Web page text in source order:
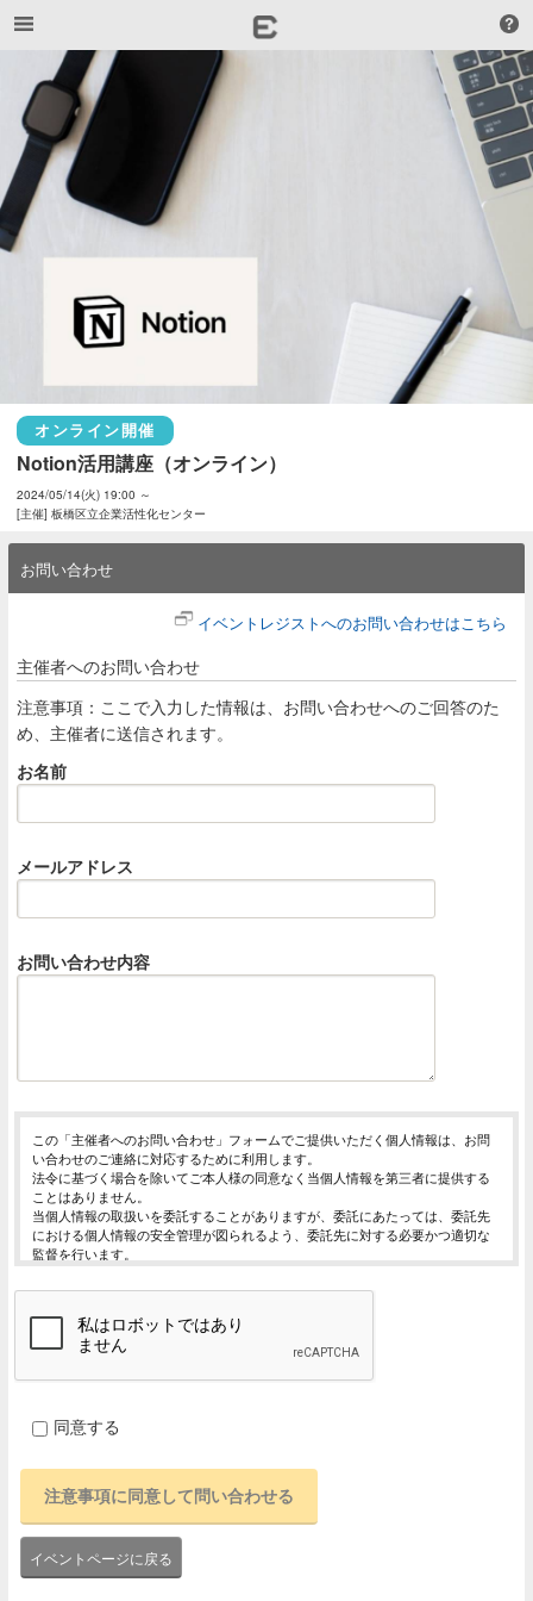
オンライン開催
Notion活用講座（オンライン）
2024/05/14(火) 19:00 ～
[主催] 板橋区立企業活性化センター
お問い合わせ
イベントレジストへのお問い合わせはこちら
主催者へのお問い合わせ
注意事項：ここで入力した情報は、お問い合わせへのご回答のた
め、主催者に送信されます。
お名前
メールアドレス
お問い合わせ内容
この「主催者へのお問い合わせ」フォームでご提供いただく個人情報は、お問
い合わせのご連絡に対応するために利用します。
法令に基づく場合を除いてご本人様の同意なく当個人情報を第三者に提供する
ことはありません。
当個人情報の取扱いを委託することがありますが、委託にあたっては、委託先
における個人情報の安全管理が図られるよう、委託先に対する必要かつ適切な
監督を行います。
止・消去および第三者への提供の停止（「開示等」といいます。）を受け付け
開示等の求めは、以下の「個人情報苦情及び相談窓口」で受け付けます。
ご入力頂く情報の提供は任意となっております。ただし、正確な情報をご提供
当ホームページではご利用状況の統計調査のためクッキー等を用いております
個人情報保護管理者
イベントレジスト株式会社 苦情相談窓口
E-Mail ： contact@eventregist.com
受付時間 ： 10:00～18:00
同意する
イベントページに戻る